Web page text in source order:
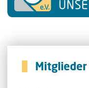
Mitglieder